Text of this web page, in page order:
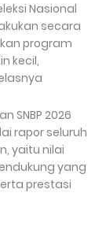
Nasional
secara
program
kecil,
SNBP 2026
rapor seluruh
yaitu nilai
yang
prestasi